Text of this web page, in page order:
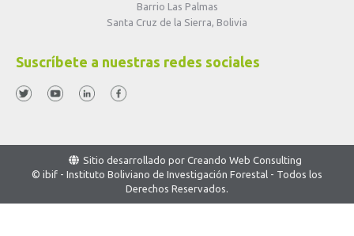
Barrio Las Palmas
Santa Cruz de la Sierra, Bolivia
Suscríbete a nuestras redes sociales
Sitio desarrollado por Creando Web Consulting
© ibif - Instituto Boliviano de Investigación Forestal - Todos los
Derechos Reservados.